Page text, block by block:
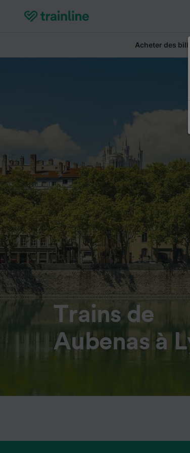
Acheter des
Trains de
Aubenas à